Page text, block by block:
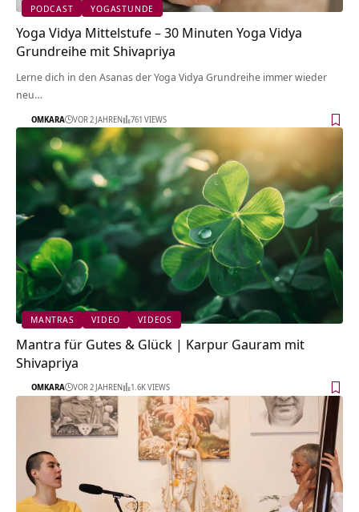
PODCAST YOGASTUNDE
Yoga Vidya Mittelstufe – 30 Minuten Yoga Vidya
Grundreihe mit Shivapriya
Lerne dich in den Asanas der Yoga Vidya Grundreihe immer wieder
neu…
OMKARA VOR 2 JAHREN 761 VIEWS
MANTRAS VIDEO VIDEOS
Mantra für Gutes & Glück | Karpur Gauram mit
Shivapriya
OMKARA VOR 2 JAHREN 1.6K VIEWS